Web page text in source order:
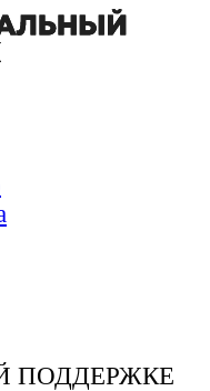
ПОДДЕРЖКЕ